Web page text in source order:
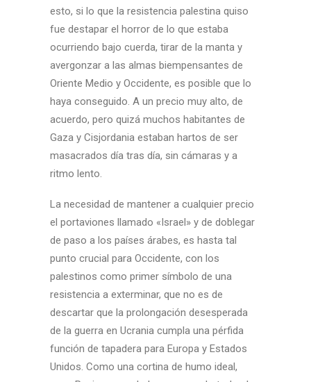
esto, si lo que la resistencia palestina quiso
fue destapar el horror de lo que estaba
ocurriendo bajo cuerda, tirar de la manta y
avergonzar a las almas biempensantes de
Oriente Medio y Occidente, es posible que lo
haya conseguido. A un precio muy alto, de
acuerdo, pero quizá muchos habitantes de
Gaza y Cisjordania estaban hartos de ser
masacrados día tras día, sin cámaras y a
ritmo lento.
La necesidad de mantener a cualquier precio
el portaviones llamado «Israel» y de doblegar
de paso a los países árabes, es hasta tal
punto crucial para Occidente, con los
palestinos como primer símbolo de una
resistencia a exterminar, que no es de
descartar que la prolongación desesperada
de la guerra en Ucrania cumpla una pérfida
función de tapadera para Europa y Estados
Unidos. Como una cortina de humo ideal,